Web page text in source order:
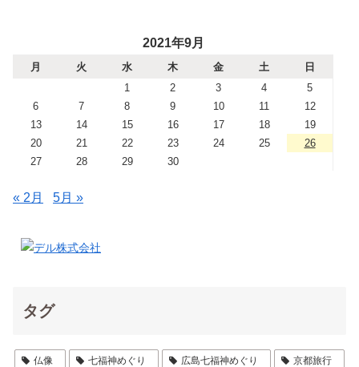
2021年9月
月 火 水 木 金 土
日
1
2 3 4
5
6
7 8 9 10 11
12
13
14 15 16 17 18
19
20
21 22 23 24 25
26
27
28 29 30
« 2月 5月 »
タグ
仏像 七福神めぐり 広島七福神めぐり 京都旅行